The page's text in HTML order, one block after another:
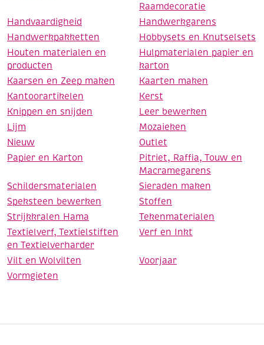
Raamdecoratie
Handvaardigheid
Handwerkgarens
Handwerkpakketten
Hobbysets en Knutselsets
Houten materialen en
producten
Hulpmaterialen papier en
karton
Kaarsen en Zeep maken
Kaarten maken
Kantoorartikelen
Kerst
Knippen en snijden
Leer bewerken
Lijm
Mozaieken
Nieuw
Outlet
Papier en Karton
Pitriet, Raffia, Touw en
Macramegarens
Schildersmaterialen
Sieraden maken
Speksteen bewerken
Stoffen
Strijkkralen Hama
Tekenmaterialen
Textielverf, Textielstiften
en Textielverharder
Verf en Inkt
Vilt en Wolvilten
Voorjaar
Vormgieten